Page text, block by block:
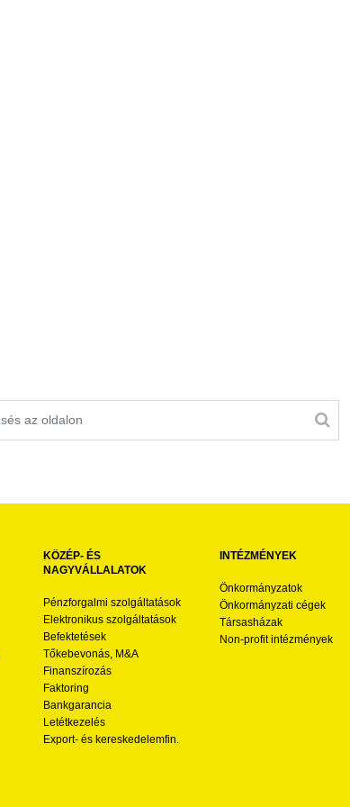
KÖZÉP- ÉS
NAGYVÁLLALATOK
Pénzforgalmi szolgáltatások
Elektronikus szolgáltatások
Befektetések
Tőkebevonás, M&A
Finanszírozás
Faktoring
Bankgarancia
Letétkezelés
Export- és kereskedelemfin.
INTÉZMÉNYEK
Önkormányzatok
Önkormányzati cégek
Társasházak
Non-profit intézmények